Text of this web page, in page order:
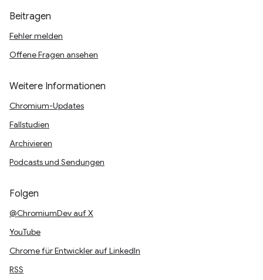
Beitragen
Fehler melden
Offene Fragen ansehen
Weitere Informationen
Chromium-Updates
Fallstudien
Archivieren
Podcasts und Sendungen
Folgen
@ChromiumDev auf X
YouTube
Chrome für Entwickler auf LinkedIn
RSS